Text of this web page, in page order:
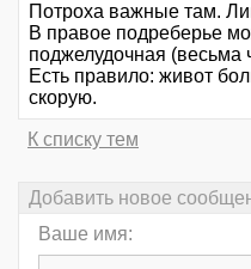
Потроха важные там.
В правое подреберье
поджелудочная (весьма
Есть правило: живот
скорую.
К списку тем
Добавить новое
Ваше имя: